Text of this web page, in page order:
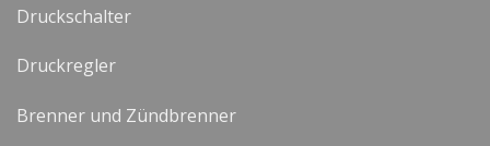
Druckschalter
Druckregler
Brenner und Zündbrenner